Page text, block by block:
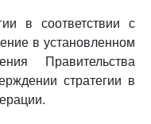
в соответствии с
в установленном
Правительства
стратегии в